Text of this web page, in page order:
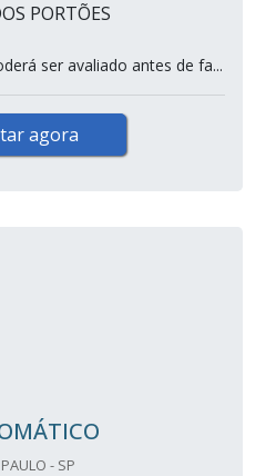
PORTÕES
ser avaliado antes de fa...
agora
- SP